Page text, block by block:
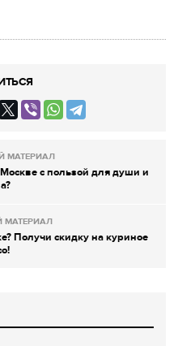
МАТЕРИАЛ
с пользой для души и
Получи скидку на куриное